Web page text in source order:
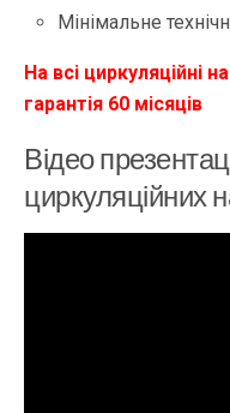
Мінімальне
На всі циркуляційні
гарантія 60 місяців
Відео
циркуляційних